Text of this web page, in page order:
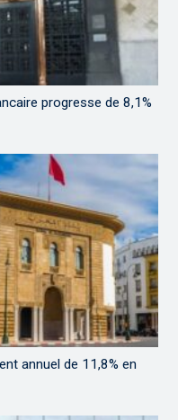
progresse de 8,1%
annuel de 11,8% en